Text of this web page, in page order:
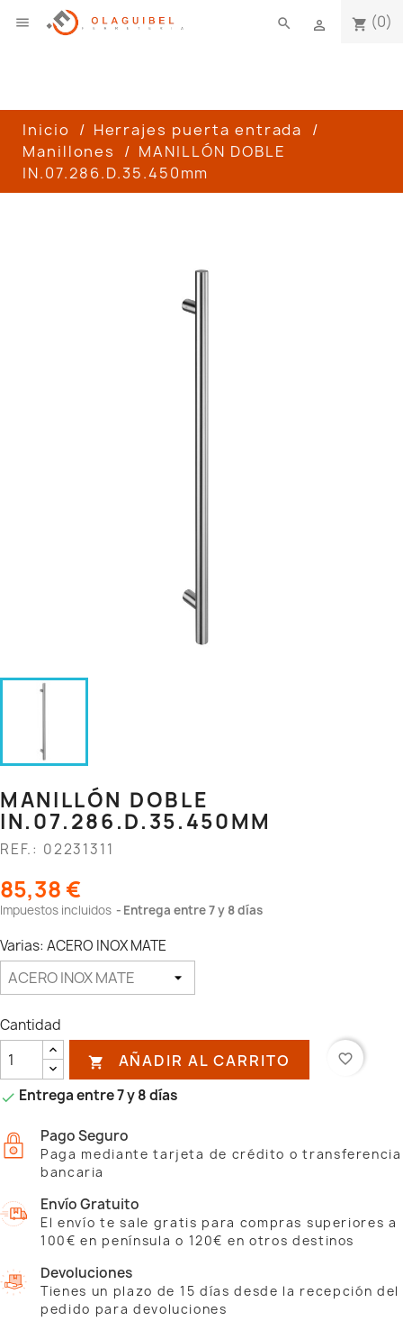
 shopping_cart (0)

search
Inicio
Herrajes puerta entrada
Manillones
MANILLÓN DOBLE
IN.07.286.D.35.450mm
MANILLÓN DOBLE
IN.07.286.D.35.450MM
REF.: 02231311
85,38 €
Impuestos incluidos Entrega entre 7 y 8 días
Varias: ACERO INOX MATE
Cantidad
 AÑADIR AL CARRITO favorite_border
 Entrega entre 7 y 8 días
Pago Seguro
Paga mediante tarjeta de crédito o transferencia
bancaria
Envío Gratuito
El envío te sale gratis para compras superiores a
100€ en península o 120€ en otros destinos
Devoluciones
Tienes un plazo de 15 días desde la recepción del
pedido para devoluciones